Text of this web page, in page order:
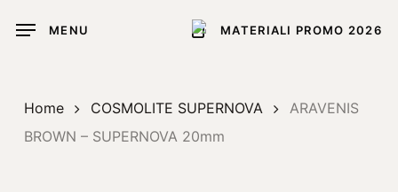
MATERIALI PROMO 2026
MENU
Home COSMOLITE SUPERNOVA
ARAVENIS
BROWN – SUPERNOVA 20mm